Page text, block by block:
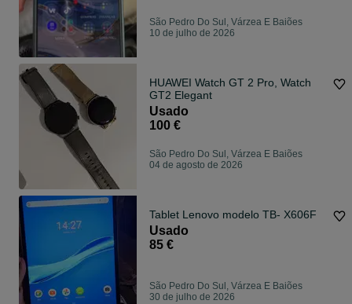
São Pedro Do Sul, Várzea E Baiões
10 de julho de 2026
HUAWEI Watch GT 2 Pro, Watch
GT2 Elegant
Usado
100 €
São Pedro Do Sul, Várzea E Baiões
04 de agosto de 2026
Tablet Lenovo modelo TB- X606F
Usado
85 €
São Pedro Do Sul, Várzea E Baiões
30 de julho de 2026